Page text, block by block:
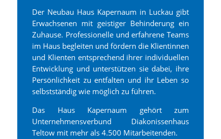
Der Neubau Haus Kapernaum in Luckau gibt
Erwachsenen mit geistiger Behinderung ein
Zuhause. Professionelle und erfahrene Teams
im Haus begleiten und fördern die Klientinnen
und Klienten entsprechend ihrer individuellen
Entwicklung und unterstützen sie dabei, ihre
Persönlichkeit zu entfalten und ihr Leben so
selbstständig wie möglich zu führen.
Das Haus Kapernaum gehört zum
Unternehmensverbund Diakonissenhaus
Teltow mit mehr als 4.500 Mitarbeitenden.